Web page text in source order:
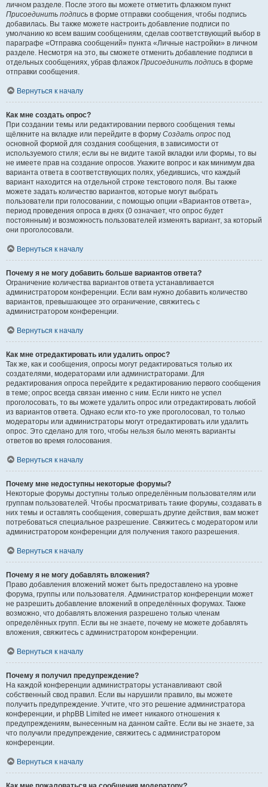
личном разделе. После этого вы можете отметить флажком пункт
Присоединить подпись в форме отправки сообщения, чтобы подпись
добавилась. Вы также можете настроить добавление подписи по
умолчанию ко всем вашим сообщениям, сделав соответствующий выбор в
параграфе «Отправка сообщений» пункта «Личные настройки» в личном
разделе. Несмотря на это, вы сможете отменить добавление подписи в
отдельных сообщениях, убрав флажок Присоединить подпись в форме
отправки сообщения.
Вернуться к началу
Как мне создать опрос?
При создании темы или редактировании первого сообщения темы
щёлкните на вкладке или перейдите в форму Создать опрос под
основной формой для создания сообщения, в зависимости от
используемого стиля; если вы не видите такой вкладки или формы, то вы
не имеете прав на создание опросов. Укажите вопрос и как минимум два
варианта ответа в соответствующих полях, убедившись, что каждый
вариант находится на отдельной строке текстового поля. Вы также
можете задать количество вариантов, которые могут выбрать
пользователи при голосовании, с помощью опции «Вариантов ответа»,
период проведения опроса в днях (0 означает, что опрос будет
постоянным) и возможность пользователей изменять вариант, за который
они проголосовали.
Вернуться к началу
Почему я не могу добавить больше вариантов ответа?
Ограничение количества вариантов ответа устанавливается
администратором конференции. Если вам нужно добавить количество
вариантов, превышающее это ограничение, свяжитесь с
администратором конференции.
Вернуться к началу
Как мне отредактировать или удалить опрос?
Так же, как и сообщения, опросы могут редактироваться только их
создателями, модераторами или администраторами. Для
редактирования опроса перейдите к редактированию первого сообщения
в теме; опрос всегда связан именно с ним. Если никто не успел
проголосовать, то вы можете удалить опрос или отредактировать любой
из вариантов ответа. Однако если кто-то уже проголосовал, то только
модераторы или администраторы могут отредактировать или удалить
опрос. Это сделано для того, чтобы нельзя было менять варианты
ответов во время голосования.
Вернуться к началу
Почему мне недоступны некоторые форумы?
Некоторые форумы доступны только определённым пользователям или
группам пользователей. Чтобы просматривать такие форумы, создавать в
них темы и оставлять сообщения, совершать другие действия, вам может
потребоваться специальное разрешение. Свяжитесь с модератором или
администратором конференции для получения такого разрешения.
Вернуться к началу
Почему я не могу добавлять вложения?
Право добавления вложений может быть предоставлено на уровне
форума, группы или пользователя. Администратор конференции может
не разрешить добавление вложений в определённых форумах. Также
возможно, что добавлять вложения разрешено только членам
определённых групп. Если вы не знаете, почему не можете добавлять
вложения, свяжитесь с администратором конференции.
Вернуться к началу
Почему я получил предупреждение?
На каждой конференции администраторы устанавливают свой
собственный свод правил. Если вы нарушили правило, вы можете
получить предупреждение. Учтите, что это решение администратора
конференции, и phpBB Limited не имеет никакого отношения к
предупреждениям, вынесенным на данном сайте. Если вы не знаете, за
что получили предупреждение, свяжитесь с администратором
конференции.
Вернуться к началу